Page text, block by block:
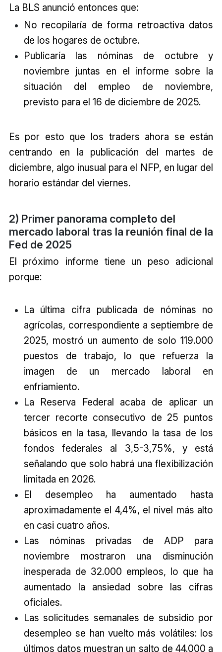
La BLS anunció entonces que:
No recopilaría de forma retroactiva datos
de los hogares de octubre.
Publicaría las nóminas de octubre y
noviembre juntas en el informe sobre la
situación del empleo de noviembre,
previsto para el 16 de diciembre de 2025.
Es por esto que los traders ahora se están
centrando en la publicación del martes de
diciembre, algo inusual para el NFP, en lugar del
horario estándar del viernes.
2) Primer panorama completo del
mercado laboral tras la reunión final de la
Fed de 2025
El próximo informe tiene un peso adicional
porque:
La última cifra publicada de nóminas no
agrícolas, correspondiente a septiembre de
2025, mostró un aumento de solo 119.000
puestos de trabajo, lo que refuerza la
imagen de un mercado laboral en
enfriamiento.
La Reserva Federal acaba de aplicar un
tercer recorte consecutivo de 25 puntos
básicos en la tasa, llevando la tasa de los
fondos federales al 3,5-3,75%, y está
señalando que solo habrá una flexibilización
limitada en 2026.
El desempleo ha aumentado hasta
aproximadamente el 4,4%, el nivel más alto
en casi cuatro años.
Las nóminas privadas de ADP para
noviembre mostraron una disminución
inesperada de 32.000 empleos, lo que ha
aumentado la ansiedad sobre las cifras
oficiales.
Las solicitudes semanales de subsidio por
desempleo se han vuelto más volátiles: los
últimos datos muestran un salto de 44.000 a